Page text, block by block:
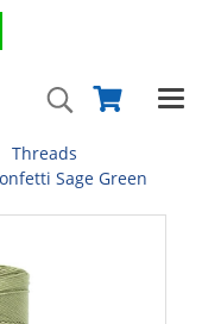
Threads
Sage Green